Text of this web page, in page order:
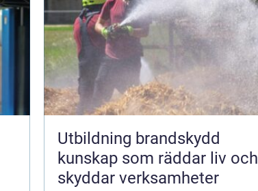
Utbildning brandskydd
kunskap som räddar liv och
skyddar verksamheter